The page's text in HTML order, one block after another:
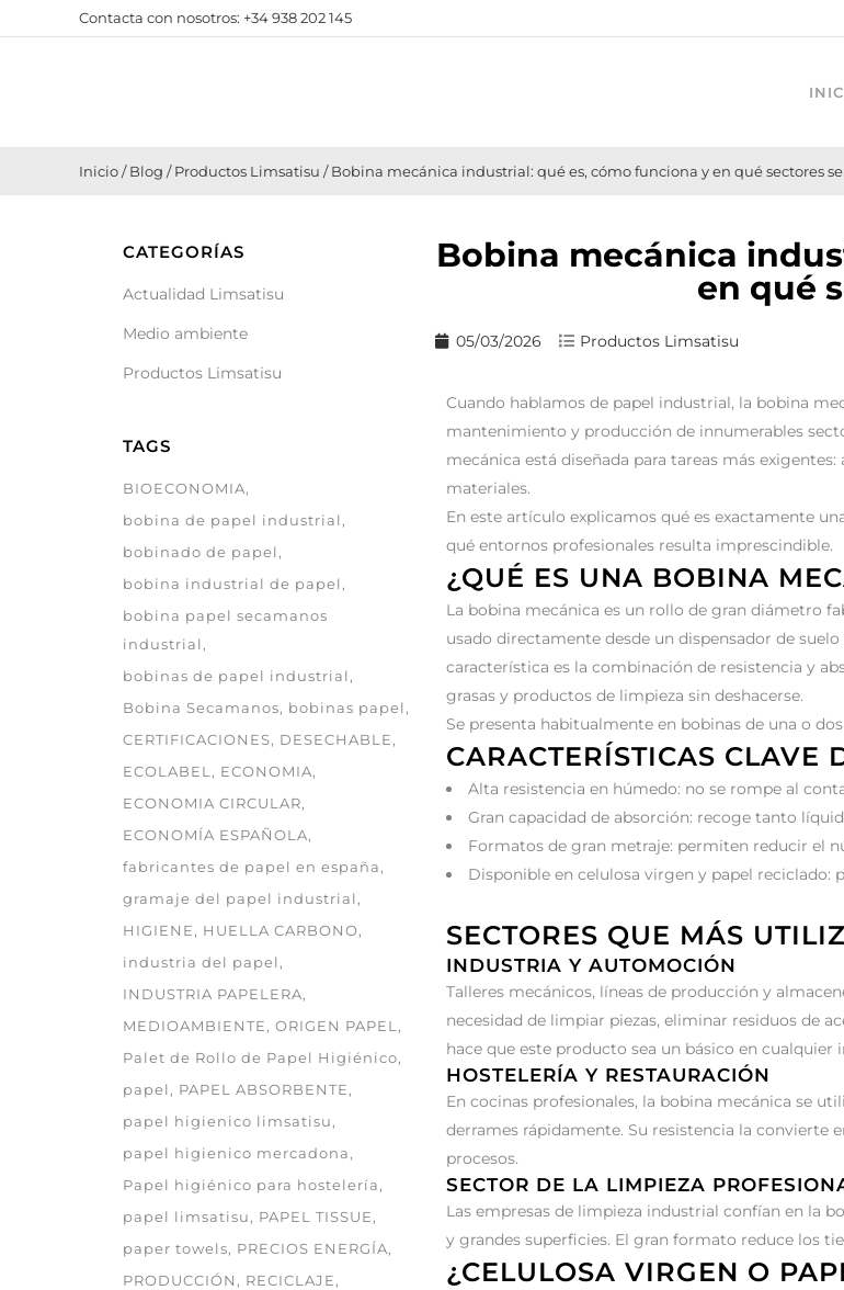
Contacta con nosotros: +34 938 202 145
Inicio/Blog /Productos Limsatisu /Bobina mecánica industrial: qué es, cómo funciona y en qué sectores se
CATEGORÍAS
Actualidad Limsatisu
Medio ambiente
Productos Limsatisu
TAGS
BIOECONOMIA
bobina de papel industrial
bobinado de papel
bobina industrial de papel
bobina papel secamanos
industrial
bobinas de papel industrial
Bobina Secamanos
bobinas papel
CERTIFICACIONES
DESECHABLE
ECOLABEL
ECONOMIA
ECONOMIA CIRCULAR
ECONOMÍA ESPAÑOLA
fabricantes de papel en españa
gramaje del papel industrial
HIGIENE
HUELLA CARBONO
industria del papel
INDUSTRIA PAPELERA
MEDIOAMBIENTE
ORIGEN PAPEL
Palet de Rollo de Papel Higiénico
papel
PAPEL ABSORBENTE
papel higienico limsatisu
papel higienico mercadona
Papel higiénico para hostelería
papel limsatisu
PAPEL TISSUE
paper towels
PRECIOS ENERGÍA
PRODUCCIÓN
RECICLAJE
Bobina mecánica
en qué
05/03/2026 Productos Limsatisu
Cuando hablamos de papel industrial, la bobina
mantenimiento y producción de innumerables
mecánica está diseñada para tareas más
materiales.
En este artículo explicamos qué es exactamente
qué entornos profesionales resulta imprescindible.
¿QUÉ ES UNA BOBINA
La bobina mecánica es un rollo de gran diámetro
usado directamente desde un dispensador de
característica es la combinación de resistencia y
grasas y productos de limpieza sin deshacerse.
Se presenta habitualmente en bobinas de una o
CARACTERÍSTICAS
Alta resistencia en húmedo: no se rompe al
Gran capacidad de absorción: recoge tanto
Formatos de gran metraje: permiten reducir el
Disponible en celulosa virgen y papel reciclado:
SECTORES QUE MÁS
INDUSTRIA Y AUTOMOCIÓN
Talleres mecánicos, líneas de producción y
necesidad de limpiar piezas, eliminar residuos de
hace que este producto sea un básico en cualquier
HOSTELERÍA Y RESTAURACIÓN
En cocinas profesionales, la bobina mecánica se
derrames rápidamente. Su resistencia la convierte
procesos.
SECTOR DE LA LIMPIEZA
Las empresas de limpieza industrial confían en la
y grandes superficies. El gran formato reduce los
¿CELULOSA VIRGEN O